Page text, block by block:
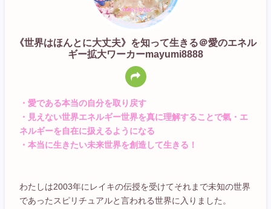
《世界はほんとに大丈夫》を知って生きる＠愛のエネル
ギー拡大ワーカーmayumi8888
・愛である本当の自分を取り戻す
・見えない世界エネルギー世界を真に理解することで氣・エ
ネルギーを自在に扱えるようになる
・本当に生きたい未来世界を創造して生きる！
わたしは2003年にレイキの伝授を受けてそれまで未知の世界
であったスピリチュアルと言われる世界に入りました。